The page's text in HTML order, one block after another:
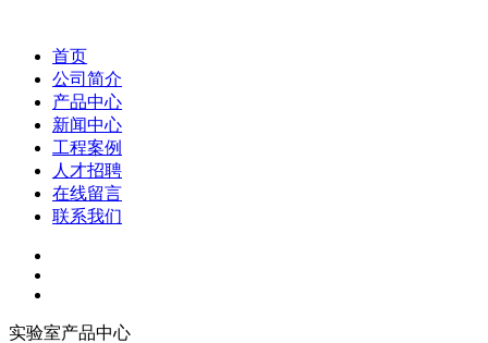
首页
公司简介
产品中心
新闻中心
工程案例
人才招聘
在线留言
联系我们
实验室产品中心